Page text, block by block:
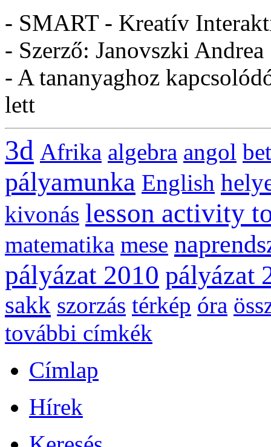
- SMART - Kreatív
- Szerző: Janovszki Andrea
- A tananyaghoz
lett
3d Afrika algebra angol
pályamunka English
kivonás lesson activity
matematika mese
pályázat 2010 pályázat
sakk szorzás térkép óra
további címkék
Címlap
Hírek